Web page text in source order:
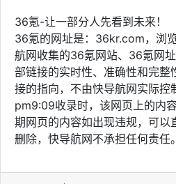
36氪-让一部分人先看到未来！
36氪的网址是：36kr.com，浏
航网收集的36氪网站、36氪网
部链接的实时性、准确性和完整
接的指向，不由快导航网实际控
pm9:09收录时，该网页上的内
期网页的内容如出现违规，可以
删除，快导航网不承担任何责任。